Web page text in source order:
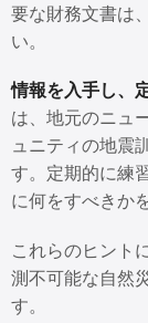
要な財務文書は
い。
情報を入手し、
は、地元のニュ
ュニティの地震
す。定期的に練
に何をすべきか
これらのヒント
測不可能な自然
す。